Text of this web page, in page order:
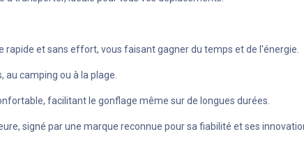
et sans effort, vous faisant gagner du temps et de l'énergie.
camping ou à la plage.
facilitant le gonflage même sur de longues durées.
signé par une marque reconnue pour sa fiabilité et ses